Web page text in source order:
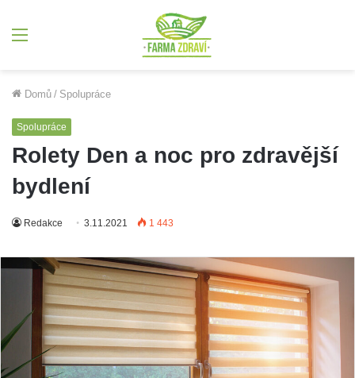
Domů / Spolupráce
Spolupráce
Rolety Den a noc pro zdravější
bydlení
Redakce 3.11.2021 1 443